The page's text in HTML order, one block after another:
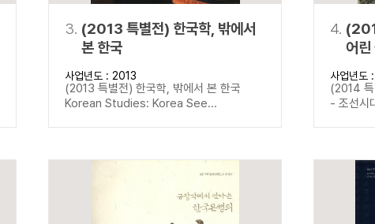
3. (2013 특별전) 한국학, 밖에서
본 한국
사업년도 : 2013
(2013 특별전) 한국학, 밖에서 본 한국
Korean Studies: Korea See...
4.
어
사업년도
(2014 특
- 조선시